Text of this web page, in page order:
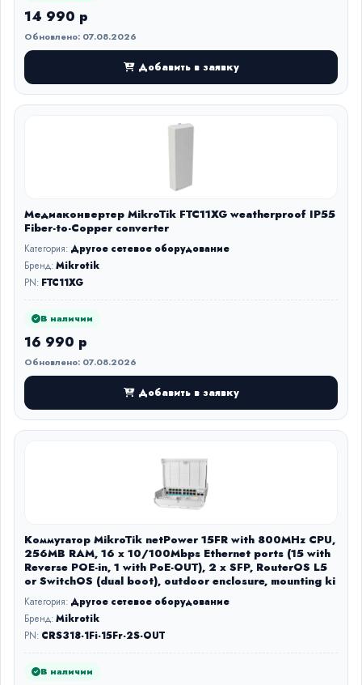
14 990 р
Обновлено: 07.08.2026
Добавить в заявку
Медиаконвертер MikroTik FTC11XG weatherproof IP55
Fiber-to-Copper converter
Категория: Другое сетевое оборудование
Бренд:Mikrotik
PN: FTC11XG
В наличии
16 990 р
Обновлено: 07.08.2026
Добавить в заявку
Коммутатор MikroTik netPower 15FR with 800MHz CPU,
256MB RAM, 16 x 10/100Mbps Ethernet ports (15 with
Reverse POE-in, 1 with PoE-OUT), 2 x SFP, RouterOS L5
or SwitchOS (dual boot), outdoor enclosure, mounting ki
Категория: Другое сетевое оборудование
Бренд:Mikrotik
PN: CRS318-1Fi-15Fr-2S-OUT
В наличии